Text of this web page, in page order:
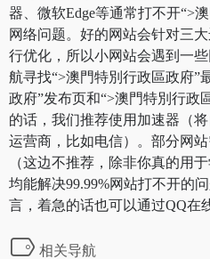
器、微软Edge等通常打不开“>
网络问题。好的网站会针对三
行优化，所以小网站会遇到一
航寻找“>澳門特別行政區政府”
政府”发布页和“>澳門特別行政
的话，我们推荐使用加速器（
运营商，比如电信）。部分网
（这边不推荐，除非你真的用
均能解决99.99%网站打不开的
言，着急的话也可以通过QQ在
相关导航